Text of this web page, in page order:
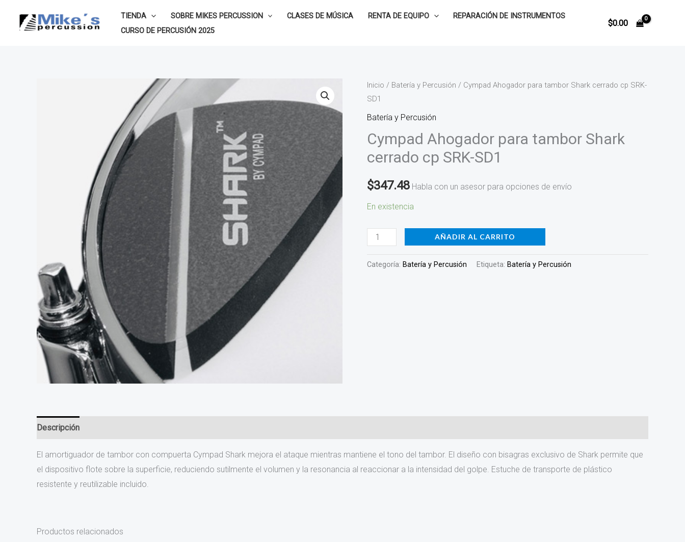
TIENDA SOBRE MIKES PERCUSSION CLASES DE MÚSICA RENTA DE EQUIPO
REPARACIÓN DE INSTRUMENTOS
CURSO DE PERCUSIÓN 2025
$0.00
Inicio / Batería y Percusión / Cympad Ahogador para tambor Shark cerrado cp SRK-
SD1
Batería y Percusión
Cympad Ahogador para tambor Shark
cerrado cp SRK-SD1
$347.48 Habla con un asesor para opciones de envío
En existencia
Cympad
Ahogador
para
Shark
cerrado
SRK-
SD1
AÑADIR AL CARRITO
Categoría: Batería y Percusión Etiqueta: Batería y Percusión
Descripción
El amortiguador de tambor con compuerta Cympad Shark mejora el ataque mientras mantiene el tono del tambor. El diseño con bisagras exclusivo de Shark permite que
el dispositivo flote sobre la superficie, reduciendo sutilmente el volumen y la resonancia al reaccionar a la intensidad del golpe. Estuche de transporte de plástico
resistente y reutilizable incluido.
Productos relacionados